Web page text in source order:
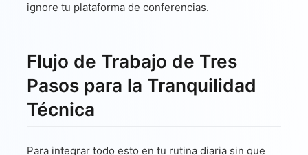
ignore tu plataforma de conferencias.
Flujo de Trabajo de Tres
Pasos para la Tranquilidad
Técnica
Para integrar todo esto en tu rutina diaria sin que